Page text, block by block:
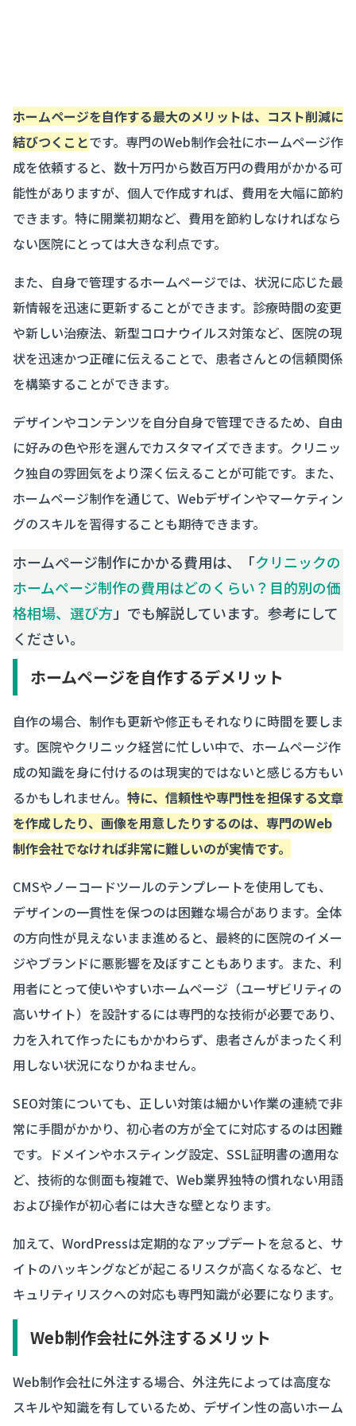
ホームページを自作する最大のメリットは、コスト削減に
結びつくことです。専門のWeb制作会社にホームページ作
成を依頼すると、数十万円から数百万円の費用がかかる可
能性がありますが、個人で作成すれば、費用を大幅に節約
できます。特に開業初期など、費用を節約しなければなら
ない医院にとっては大きな利点です。
また、自身で管理するホームページでは、状況に応じた最
新情報を迅速に更新することができます。診療時間の変更
や新しい治療法、新型コロナウイルス対策など、医院の現
状を迅速かつ正確に伝えることで、患者さんとの信頼関係
を構築することができます。
デザインやコンテンツを自分自身で管理できるため、自由
に好みの色や形を選んでカスタマイズできます。クリニッ
ク独自の雰囲気をより深く伝えることが可能です。また、
ホームページ制作を通じて、Webデザインやマーケティン
グのスキルを習得することも期待できます。
ホームぺージ制作にかかる費用は、「クリニックの
ホームページ制作の費用はどのくらい？目的別の価
格相場、選び方 」でも解説しています。参考にして
ください。
ホームページを自作するデメリット
自作の場合、制作も更新や修正もそれなりに時間を要しま
す。医院やクリニック経営に忙しい中で、ホームページ作
成の知識を身に付けるのは現実的ではないと感じる方もい
るかもしれません。 特に、信頼性や専門性を担保する文章
を作成したり、画像を用意したりするのは、専門のWeb
制作会社でなければ非常に難しいのが実情です。
CMSやノーコードツールのテンプレートを使用しても、
デザインの一貫性を保つのは困難な場合があります。全体
の方向性が見えないまま進めると、最終的に医院のイメー
ジやブランドに悪影響を及ぼすこともあります。また、利
用者にとって使いやすいホームページ（ユーザビリティの
高いサイト）を設計するには専門的な技術が必要であり、
力を入れて作ったにもかかわらず、患者さんがまったく利
用しない状況になりかねません。
SEO対策についても、正しい対策は細かい作業の連続で非
常に手間がかかり、初心者の方が全てに対応するのは困難
です。ドメインやホスティング設定、SSL証明書の適用な
ど、技術的な側面も複雑で、Web業界独特の慣れない用語
および操作が初心者には大きな壁となります。
加えて、WordPressは定期的なアップデートを怠ると、サ
イトのハッキングなどが起こるリスクが高くなるなど、セ
キュリティリスクへの対応も専門知識が必要になります。
Web制作会社に外注するメリット
Web制作会社に外注する場合、外注先によっては高度な
スキルや知識を有しているため、デザイン性の高いホーム